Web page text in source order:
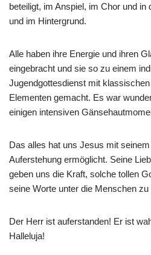
beteiligt, im Anspiel, im Chor und in
und im Hintergrund.
Alle haben ihre Energie und ihren
eingebracht und sie so zu einem
Jugendgottesdienst mit
Elementen gemacht. Es war
einigen intensiven
Das alles hat uns Jesus mit
Auferstehung ermöglicht. Seine
geben uns die Kraft, solche tollen
seine Worte unter die Menschen zu
Der Herr ist auferstanden! Er ist
Halleluja!